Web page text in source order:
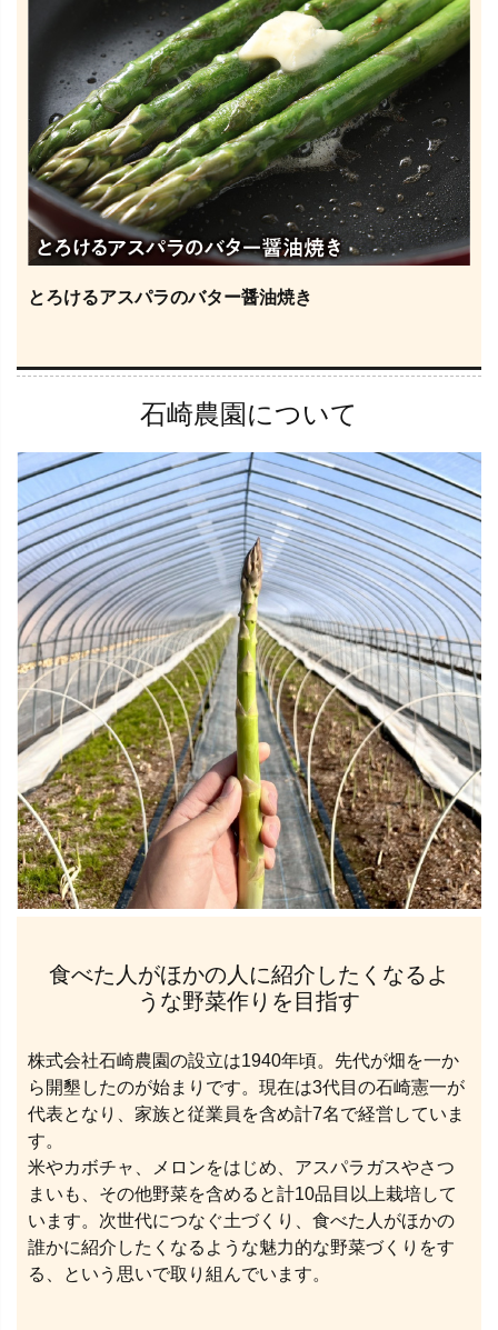
とろけるアスパラのバター醤油焼き
石崎農園について
食べた人がほかの人に紹介したくなるよ
うな野菜作りを目指す
株式会社石崎農園の設立は1940年頃。先代が畑を一か
ら開墾したのが始まりです。現在は3代目の石崎憲一が
代表となり、家族と従業員を含め計7名で経営していま
す。
米やカボチャ、メロンをはじめ、アスパラガスやさつ
まいも、その他野菜を含めると計10品目以上栽培して
います。次世代につなぐ土づくり、食べた人がほかの
誰かに紹介したくなるような魅力的な野菜づくりをす
る、という思いで取り組んでいます。